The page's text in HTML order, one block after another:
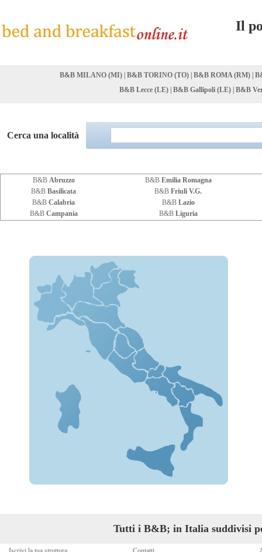
Il
B&B MILANO (MI) B&B TORINO (TO) B&B ROMA (RM)
B&B Lecce (LE) B&B Gallipoli (LE) B&B
Cerca una località
B&B Abruzzo B&B Emilia Romagna
B&B Basilicata B&B Friuli V.G.
B&B Calabria B&B Lazio
B&B Campania B&B Liguria
Tutti i B&B; in Italia suddivisi